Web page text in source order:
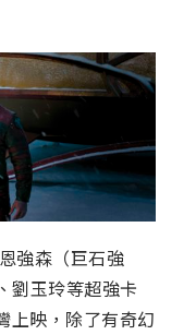
強森（巨石強
劉玉玲等超強卡
上映，除了有奇幻